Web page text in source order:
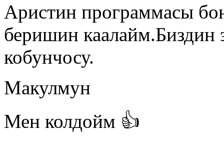
Аристин программасы
беришин каалайм.Биздин
кобунчосу.
Макулмун
Мен колдойм 👍